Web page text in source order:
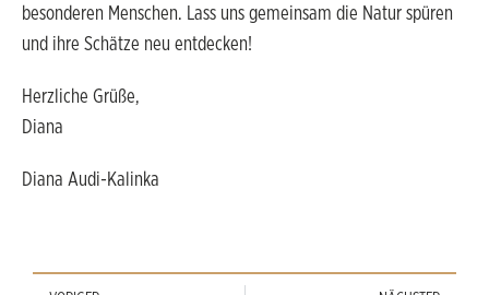
besonderen Menschen. Lass uns gemeinsam die Natur spüren
und ihre Schätze neu entdecken!
Herzliche Grüße,
Diana
Diana Audi-Kalinka